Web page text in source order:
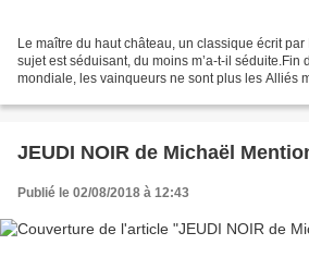
Le maître du haut château, un classique écrit
sujet est séduisant, du moins m’a-t-il séduite.Fin
mondiale, les vainqueurs ne sont plus les Alliés
JEUDI NOIR de Michaël
Publié le 02/08/2018 à 12:43